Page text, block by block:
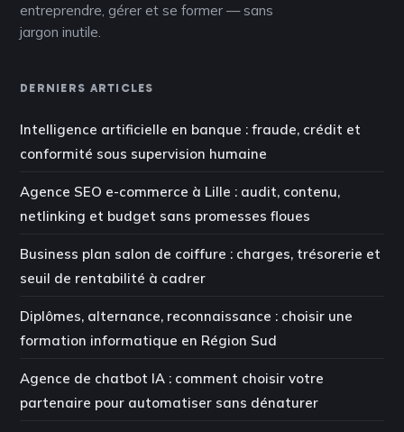
entreprendre, gérer et se former — sans
jargon inutile.
DERNIERS ARTICLES
Intelligence artificielle en banque : fraude, crédit et
conformité sous supervision humaine
Agence SEO e-commerce à Lille : audit, contenu,
netlinking et budget sans promesses floues
Business plan salon de coiffure : charges, trésorerie et
seuil de rentabilité à cadrer
Diplômes, alternance, reconnaissance : choisir une
formation informatique en Région Sud
Agence de chatbot IA : comment choisir votre
partenaire pour automatiser sans dénaturer